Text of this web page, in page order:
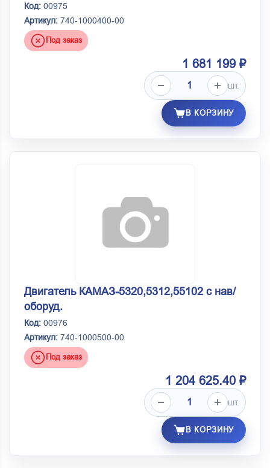
Код: 00975
Артикул: 740-1000400-00
Под заказ
1 681 199 ₽
шт.
В КОРЗИНУ
Двигатель КАМАЗ-5320,5312,55102 с нав/
оборуд.
Код: 00976
Артикул: 740-1000500-00
Под заказ
1 204 625.40 ₽
шт.
В КОРЗИНУ